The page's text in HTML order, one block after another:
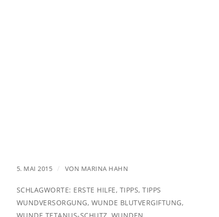
5. MAI 2015 / VON MARINA HAHN
SCHLAGWORTE: ERSTE HILFE, TIPPS,TIPPS
WUNDVERSORGUNG, WUNDE BLUTVERGIFTUNG,